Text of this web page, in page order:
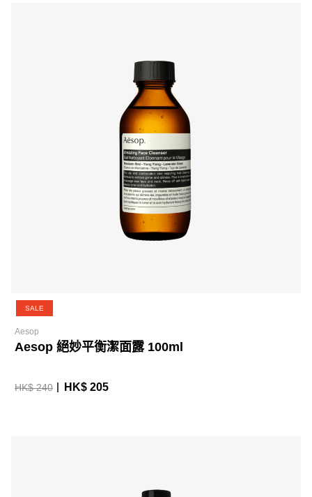
SALE
Aesop
Aesop 絕妙平衡潔面露 100ml
HK$ 240 HK$ 205